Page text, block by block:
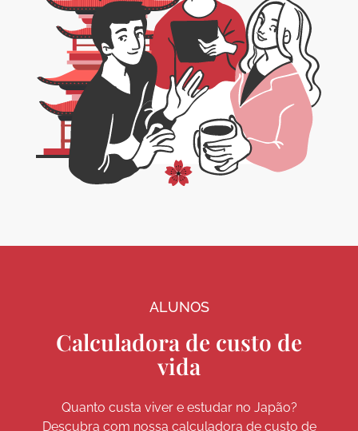
ALUNOS
Calculadora de custo de
vida
Quanto custa viver e estudar no Japão?
Descubra com nossa calculadora de custo de